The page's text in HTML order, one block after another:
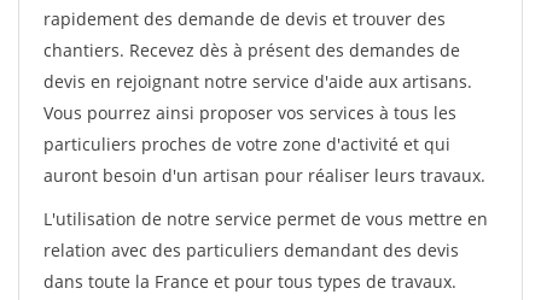
rapidement des demande de devis et trouver des
chantiers. Recevez dès à présent des demandes de
devis en rejoignant notre service d'aide aux artisans.
Vous pourrez ainsi proposer vos services à tous les
particuliers proches de votre zone d'activité et qui
auront besoin d'un artisan pour réaliser leurs travaux.
L'utilisation de notre service permet de vous mettre en
relation avec des particuliers demandant des devis
dans toute la France et pour tous types de travaux.